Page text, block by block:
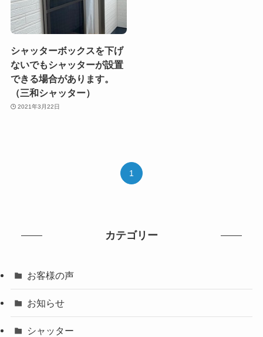
シャッターボックスを下げ
ないでもシャッターが設置
できる場合があります。
（三和シャッター）
2021年3月22日
1
カテゴリー
お客様の声
お知らせ
シャッター